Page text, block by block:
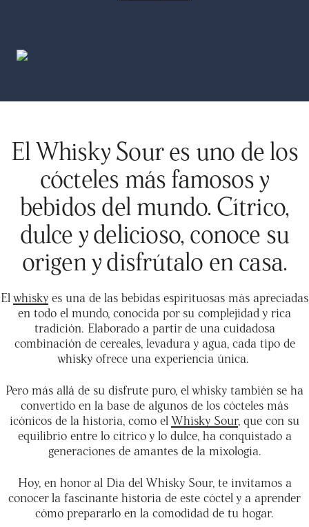
El Whisky Sour es uno de los
cócteles más famosos y
bebidos del mundo. Cítrico,
dulce y delicioso, conoce su
origen y disfrútalo en casa.
El whisky es una de las bebidas espirituosas más apreciadas
en todo el mundo, conocida por su complejidad y rica
tradición. Elaborado a partir de una cuidadosa
combinación de cereales, levadura y agua, cada tipo de
whisky ofrece una experiencia única.
Pero más allá de su disfrute puro, el whisky también se ha
convertido en la base de algunos de los cócteles más
icónicos de la historia, como el Whisky Sour, que con su
equilibrio entre lo cítrico y lo dulce, ha conquistado a
generaciones de amantes de la mixología.
Hoy, en honor al Día del Whisky Sour, te invitamos a
conocer la fascinante historia de este cóctel y a aprender
cómo prepararlo en la comodidad de tu hogar.